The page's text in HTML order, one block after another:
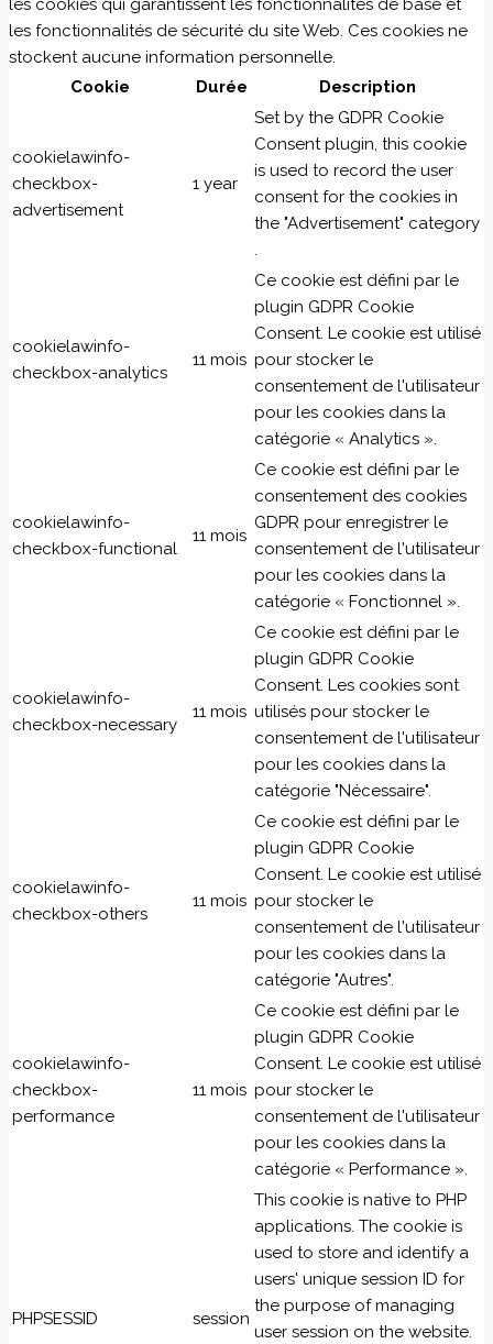
les cookies qui garantissent les fonctionnalités de base et
les fonctionnalités de sécurité du site Web. Ces cookies ne
stockent aucune information personnelle.
Cookie
Durée Description
cookielawinfo-
checkbox-
advertisement
1 year
Set by the GDPR Cookie
Consent plugin, this cookie
is used to record the user
consent for the cookies in
the "Advertisement" category
.
cookielawinfo-
checkbox-analytics
11 mois
Ce cookie est défini par le
plugin GDPR Cookie
Consent. Le cookie est utilisé
pour stocker le
consentement de l'utilisateur
pour les cookies dans la
catégorie « Analytics ».
cookielawinfo-
checkbox-functional
11 mois
Ce cookie est défini par le
consentement des cookies
GDPR pour enregistrer le
consentement de l'utilisateur
pour les cookies dans la
catégorie « Fonctionnel ».
cookielawinfo-
checkbox-necessary
11 mois
Ce cookie est défini par le
plugin GDPR Cookie
Consent. Les cookies sont
utilisés pour stocker le
consentement de l'utilisateur
pour les cookies dans la
catégorie "Nécessaire".
cookielawinfo-
checkbox-others
11 mois
Ce cookie est défini par le
plugin GDPR Cookie
Consent. Le cookie est utilisé
pour stocker le
consentement de l'utilisateur
pour les cookies dans la
catégorie "Autres".
cookielawinfo-
checkbox-
performance
11 mois
Ce cookie est défini par le
plugin GDPR Cookie
Consent. Le cookie est utilisé
pour stocker le
consentement de l'utilisateur
pour les cookies dans la
catégorie « Performance ».
PHPSESSID session
This cookie is native to PHP
applications. The cookie is
used to store and identify a
users' unique session ID for
the purpose of managing
user session on the website.